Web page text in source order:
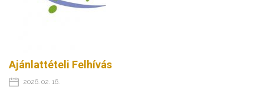
Ajánlattételi Felhívás
2026. 02. 16.